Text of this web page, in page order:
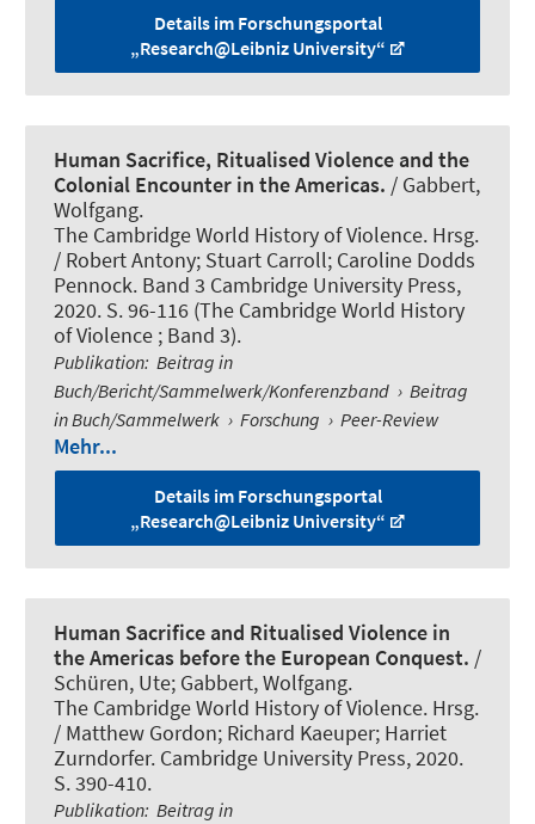
Details im Forschungsportal
„Research@Leibniz University“
Human Sacrifice, Ritualised Violence and the
Colonial Encounter in the Americas. / Gabbert,
Wolfgang.
The Cambridge World History of Violence. Hrsg.
/ Robert Antony; Stuart Carroll; Caroline Dodds
Pennock. Band 3 Cambridge University Press,
2020. S. 96-116 (The Cambridge World History
of Violence ; Band 3).
Publikation: Beitrag in
Buch/Bericht/Sammelwerk/Konferenzband › Beitrag
in Buch/Sammelwerk › Forschung › Peer-Review
Mehr...
Details im Forschungsportal
„Research@Leibniz University“
Human Sacrifice and Ritualised Violence in
the Americas before the European Conquest. /
Schüren, Ute; Gabbert, Wolfgang.
The Cambridge World History of Violence. Hrsg.
/ Matthew Gordon; Richard Kaeuper; Harriet
Zurndorfer. Cambridge University Press, 2020.
S. 390-410.
Publikation: Beitrag in